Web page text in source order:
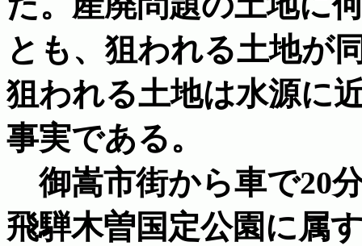
とも、狙われる土地が
狙われる土地は水源に
事実である。
御嵩市街から車で20
飛騨木曽国定公園に属